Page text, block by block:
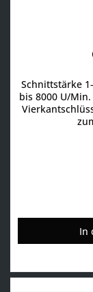
Schnittstärke
bis 8000 U/
In